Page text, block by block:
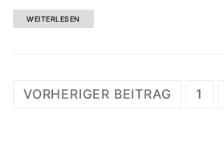
WEITERLESEN
Seitennummerierung
VORHERIGER BEITRAG 1